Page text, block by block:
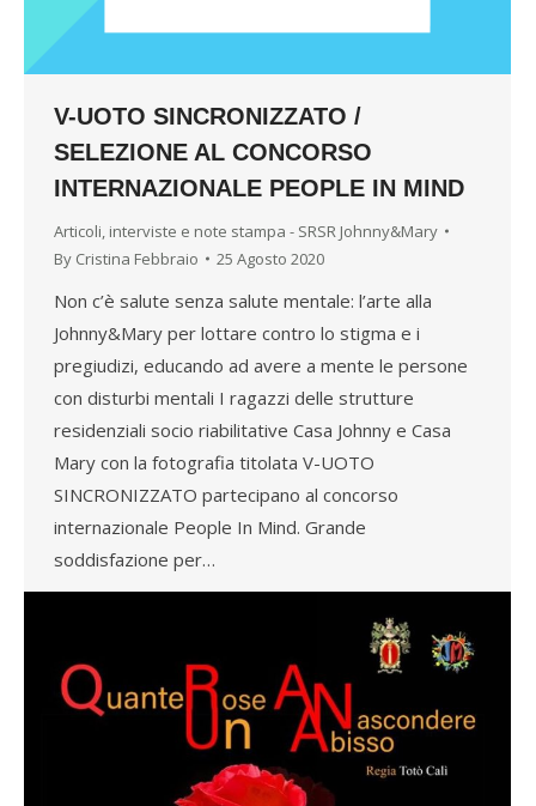
V-UOTO SINCRONIZZATO /
SELEZIONE AL CONCORSO
INTERNAZIONALE PEOPLE IN MIND
Articoli, interviste e note stampa - SRSR Johnny&Mary
By Cristina Febbraio 25 Agosto 2020
Non c’è salute senza salute mentale: l’arte alla
Johnny&Mary per lottare contro lo stigma e i
pregiudizi, educando ad avere a mente le persone
con disturbi mentali I ragazzi delle strutture
residenziali socio riabilitative Casa Johnny e Casa
Mary con la fotografia titolata V-UOTO
SINCRONIZZATO partecipano al concorso
internazionale People In Mind. Grande
soddisfazione per…